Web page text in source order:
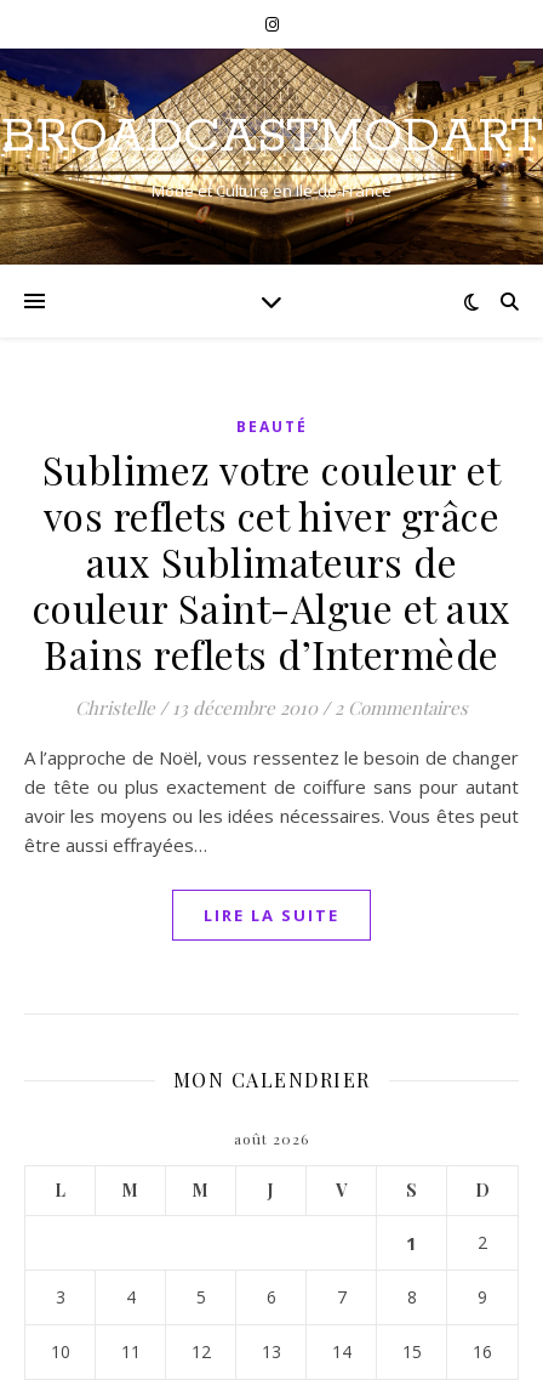
BROADCASTMODART
Mode et Culture en Ile-de-France
BEAUTÉ
Sublimez votre couleur et
vos reflets cet hiver grâce
aux Sublimateurs de
couleur Saint-Algue et aux
Bains reflets d’Intermède
Christelle / 13 décembre 2010 / 2 Commentaires
A l’approche de Noël, vous ressentez le besoin de changer
de tête ou plus exactement de coiffure sans pour autant
avoir les moyens ou les idées nécessaires. Vous êtes peut
être aussi effrayées…
LIRE LA SUITE
MON CALENDRIER
août 2026
L M M J V S D
1 2
3 4 5 6 7 8 9
10 11 12 13 14 15 16